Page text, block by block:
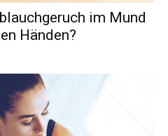
im Mund
Händen?